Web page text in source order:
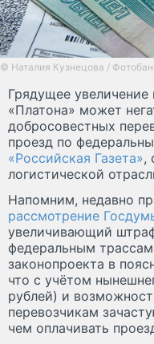
© Наталия Кузнецова /
Грядущее
«Платона» может
добросовестных
проезд по
«Российская Газета»,
логистической
Напомним, недавно
рассмотрение
увеличивающий
федеральным
законопроекта в
что с учётом
рублей) и
перевозчикам
чем оплачивать